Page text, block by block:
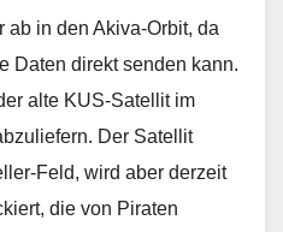
ab in den Akiva-Orbit, da
Daten direkt senden kann.
alte KUS-Satellit im
Der Satellit
Feld, wird aber derzeit
die von Piraten